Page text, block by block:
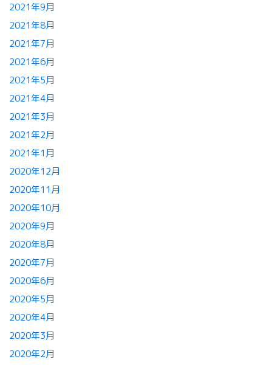
2021年9月
2021年8月
2021年7月
2021年6月
2021年5月
2021年4月
2021年3月
2021年2月
2021年1月
2020年12月
2020年11月
2020年10月
2020年9月
2020年8月
2020年7月
2020年6月
2020年5月
2020年4月
2020年3月
2020年2月